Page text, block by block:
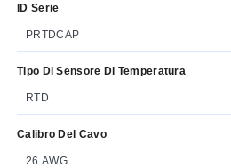
ID Serie
PRTDCAP
Tipo Di Sensore Di Temperatura
RTD
Calibro Del Cavo
26 AWG